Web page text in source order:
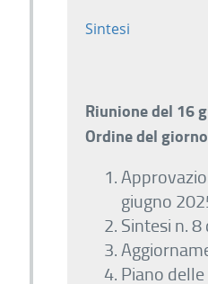
Sintesi
Riunione del 16
Ordine del giorno
giugno
Sintesi n.
Piano